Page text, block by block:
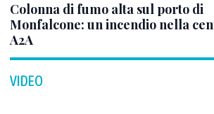
Colonna di fumo alta sul porto di
Monfalcone: un incendio nella
A2A
VIDEO